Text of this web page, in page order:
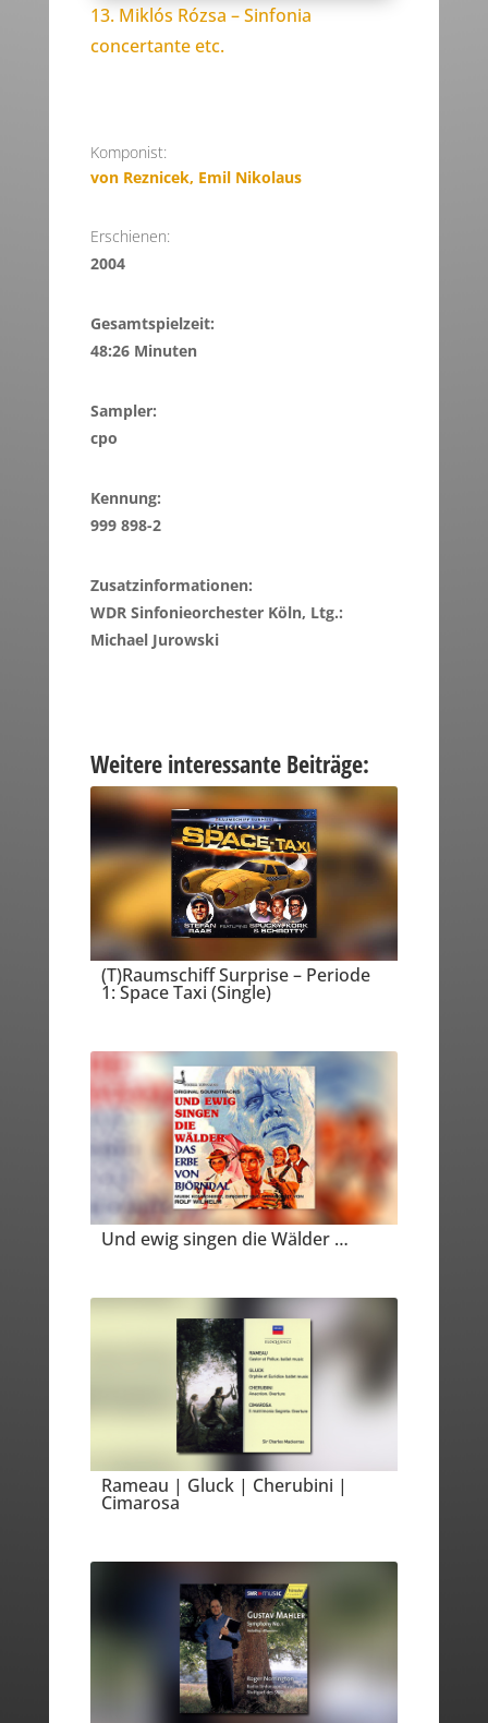
13. Miklós Rózsa – Sinfonia
concertante etc.
Komponist:
von Reznicek, Emil Nikolaus
Erschienen:
2004
Gesamtspielzeit:
48:26 Minuten
Sampler:
cpo
Kennung:
999 898-2
Zusatzinformationen:
WDR Sinfonieorchester Köln, Ltg.:
Michael Jurowski
Weitere interessante Beiträge:
(T)Raumschiff Surprise – Periode
1: Space Taxi (Single)
Und ewig singen die Wälder …
Rameau | Gluck | Cherubini |
Cimarosa